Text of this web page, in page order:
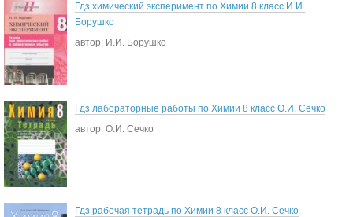
Гдз химический эксперимент по Химии 8 класс И.И.
Борушко
автор: И.И. Борушко
Гдз лабораторные работы по Химии 8 класс О.И. Сечко
автор: О.И. Сечко
Гдз рабочая тетрадь по Химии 8 класс О.И. Сечко